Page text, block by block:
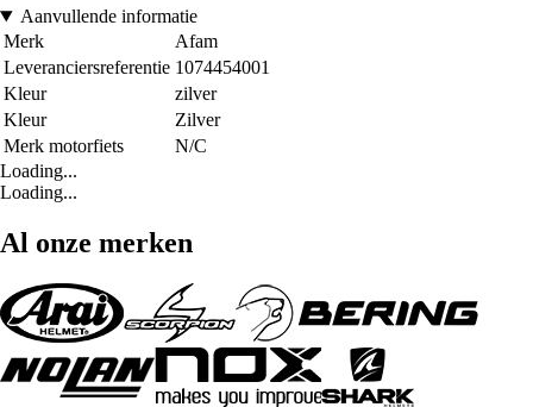
Aanvullende informatie
Merk
Afam
Leveranciersreferentie 1074454001
Kleur
zilver
Kleur
Zilver
Merk motorfiets
N/C
Loading...
Loading...
Al onze merken